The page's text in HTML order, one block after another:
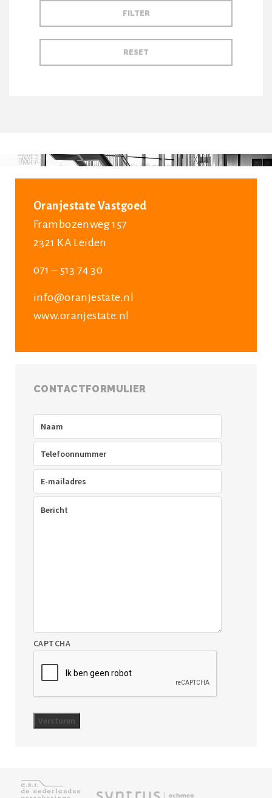
Oranjestate Vastgoed
Frambozenweg 157
2321 KA Leiden
071 – 513 74 30
info@oranjestate.nl
www.oranjestate.nl
CONTACTFORMULIER
Telefoon
mailadres(Vereist)
CAPTCHA